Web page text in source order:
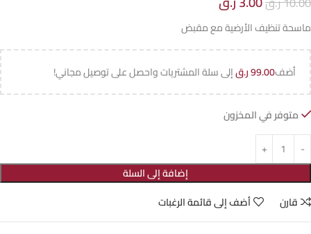
ماسحة تنظيف الأرضية مع مقبض
أضف99.00ر.قإلى سلة المشتريات واحصل على توصيل مجاني!
متوفر في المخزون
إضافة إلى السلة
قارن
أضف إلى قائمة الرغبات